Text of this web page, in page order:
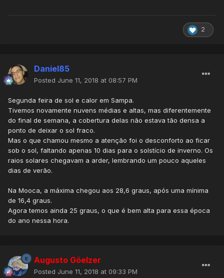
2
Daniel85
Posted June 11, 2018 at 08:57 PM
Segunda feira de sol e calor em Sampa.
Tivemos novamente nuvens médias e altas, mas diferentemente
do final de semana, a cobertura delas não estava tão densa a
ponto de deixar o sol fraco.
Mas o que chamou mesmo a atenção foi o desconforto ao ficar
sob o sol, faltando apenas 10 dias para o solstício de inverno. Os
raios solares chegavam a arder, lembrando um pouco aqueles
dias de verão.
Na Mooca, a máxima chegou aos 28,6 graus, após uma mínima
de 16,4 graus.
Agora temos ainda 25 graus, o que é bem alta para essa época
do ano nessa hora.
Augusto Göelzer
Posted June 11, 2018 at 09:33 PM